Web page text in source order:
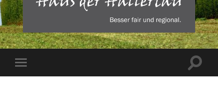
Haus
der
Hallertau
Freising
Mobile-
Menü